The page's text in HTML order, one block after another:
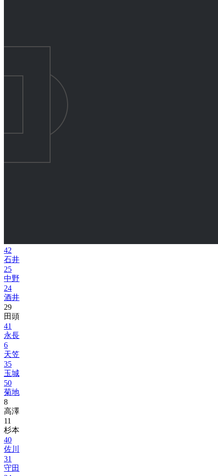
42
石井
25
中野
24
酒井
29
田頭
41
永長
6
天笠
35
玉城
50
菊地
8
高澤
11
杉本
40
佐川
31
守田